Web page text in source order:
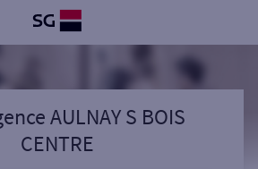
AULNAY S BOIS
CENTRE